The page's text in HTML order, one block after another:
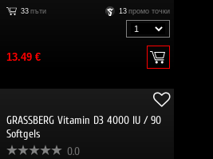
33 пъти 13 промо точки
13.49 €
GRASSBERG Vitamin D3 4000 IU / 90
Softgels
0.0